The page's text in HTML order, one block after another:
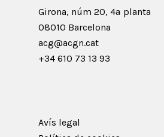
Girona, núm 20, 4ª planta
08010 Barcelona
acg@acgn.cat
+34 610 73 13 93
Avís legal